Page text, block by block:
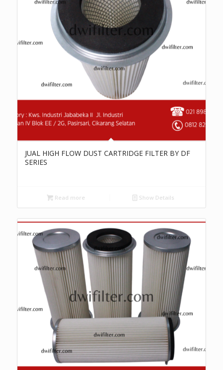
JUAL HIGH FLOW DUST CARTRIDGE FILTER BY DF
SERIES
Read more Show Details